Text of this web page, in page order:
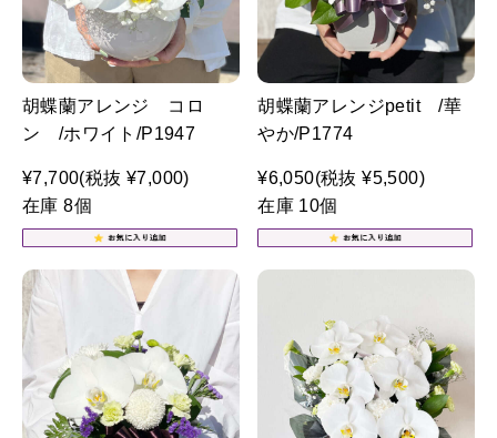
胡蝶蘭アレンジ コロ
ン /ホワイト/P1947
¥7,700(税抜 ¥7,000)
在庫 8個
胡蝶蘭アレンジpetit /華
やか/P1774
¥6,050(税抜 ¥5,500)
在庫 10個